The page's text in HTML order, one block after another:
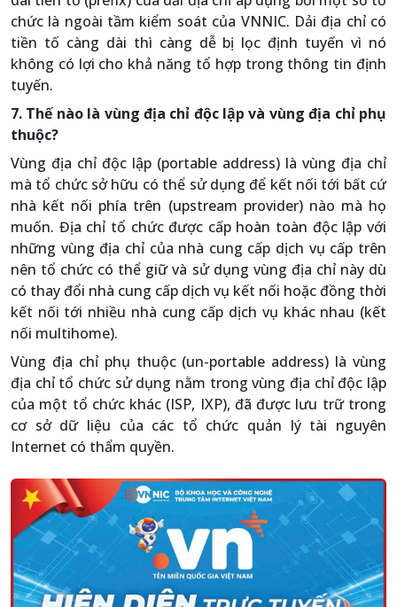
chức là ngoài tầm kiểm soát của VNNIC. Dải địa chỉ có
tiền tố càng dài thì càng dễ bị lọc định tuyến vì nó
không có lợi cho khả năng tổ hợp trong thông tin định
tuyến.
7. Thế nào là vùng địa chỉ độc lập và vùng địa chỉ phụ
thuộc?
Vùng địa chỉ độc lập (portable address) là vùng địa chỉ
mà tổ chức sở hữu có thể sử dụng để kết nối tới bất cứ
nhà kết nối phía trên (upstream provider) nào mà họ
muốn. Địa chỉ tổ chức được cấp hoàn toàn độc lập với
những vùng địa chỉ của nhà cung cấp dịch vụ cấp trên
nên tổ chức có thể giữ và sử dụng vùng địa chỉ này dù
có thay đổi nhà cung cấp dịch vụ kết nối hoặc đồng thời
kết nối tới nhiều nhà cung cấp dịch vụ khác nhau (kết
nối multihome).
Vùng địa chỉ phụ thuộc (un-portable address) là vùng
địa chỉ tổ chức sử dụng nằm trong vùng địa chỉ độc lập
của một tổ chức khác (ISP, IXP), đã được lưu trữ trong
cơ sở dữ liệu của các tổ chức quản lý tài nguyên
Internet có thẩm quyền.